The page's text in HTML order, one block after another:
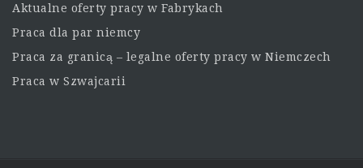
Aktualne oferty pracy w Fabrykach
Praca dla par niemcy
Praca za granicą – legalne oferty pracy w Niemczech
Praca w Szwajcarii